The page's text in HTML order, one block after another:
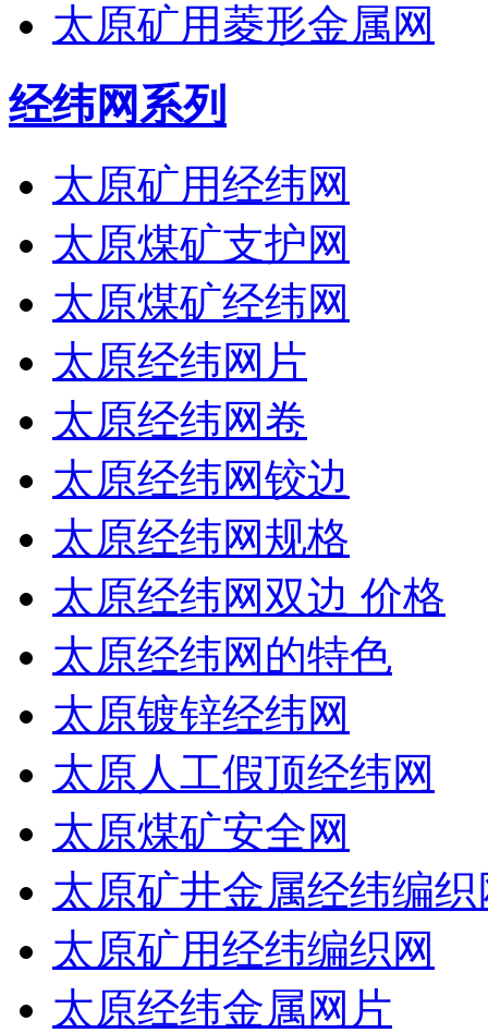
太原矿用菱形金属网
经纬网系列
太原矿用经纬网
太原煤矿支护网
太原煤矿经纬网
太原经纬网片
太原经纬网卷
太原经纬网铰边
太原经纬网规格
太原经纬网双边 价格
太原经纬网的特色
太原镀锌经纬网
太原人工假顶经纬网
太原煤矿安全网
太原矿井金属经纬编织
太原矿用经纬编织网
太原经纬金属网片